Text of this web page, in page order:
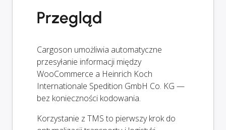
Przegląd
Cargoson umożliwia automatyczne
przesyłanie informacji między
WooCommerce a Heinrich Koch
Internationale Spedition GmbH Co. KG —
bez konieczności kodowania.
Korzystanie z TMS to pierwszy krok do